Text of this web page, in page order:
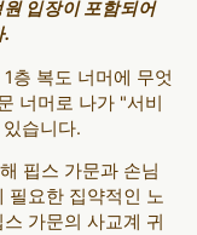
입장이 포함되어
.
층 복도 너머에 무엇
너머로 나가 "서비
습니다.
핍스 가문과 손님
필요한 집약적인 노
가문의 사교계 귀